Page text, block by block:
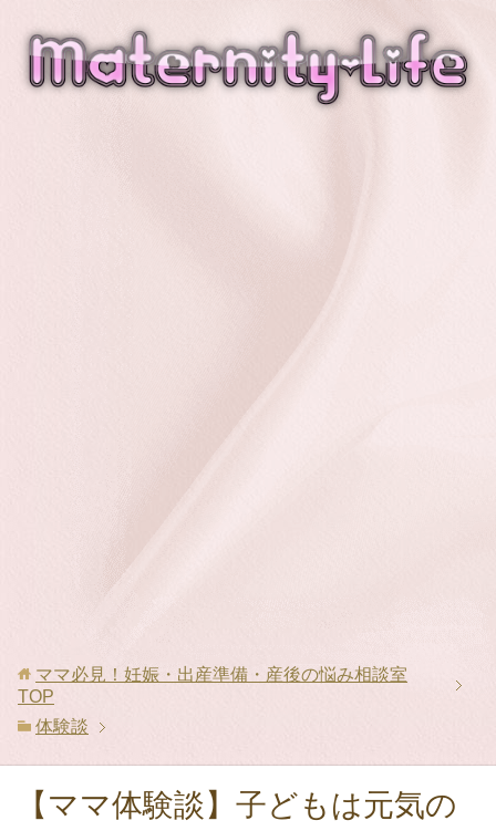
ママ必見！妊娠・出産準備・産後の悩み相談室
TOP
体験談
【ママ体験談】子どもは元気の